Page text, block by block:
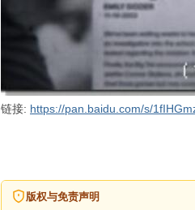
链接: https://pan.baidu.com/s/
版权与免责声明